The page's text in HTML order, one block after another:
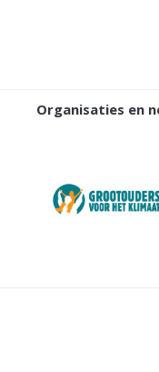
Organisaties en